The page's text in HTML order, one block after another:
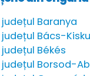
Baranya
Bács-
Békés
Borsod-